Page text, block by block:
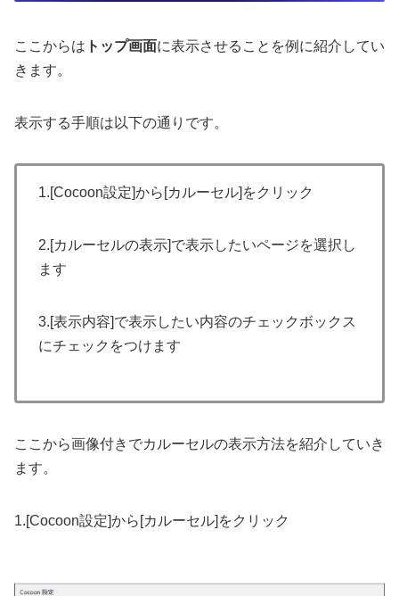
ここからは トップ画面に表示させることを例に紹介してい
きます。
表示する手順は以下の通りです。
1.[Cocoon設定]から[カルーセル]をクリック
2.[カルーセルの表示]で表示したいページを選択し
ます
3.[表示内容]で表示したい内容のチェックボックス
にチェックをつけます
ここから画像付きでカルーセルの表示方法を紹介していき
ます。
1.[Cocoon設定]から[カルーセル]をクリック